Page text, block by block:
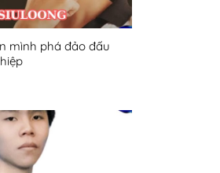
mình phá đảo đấu